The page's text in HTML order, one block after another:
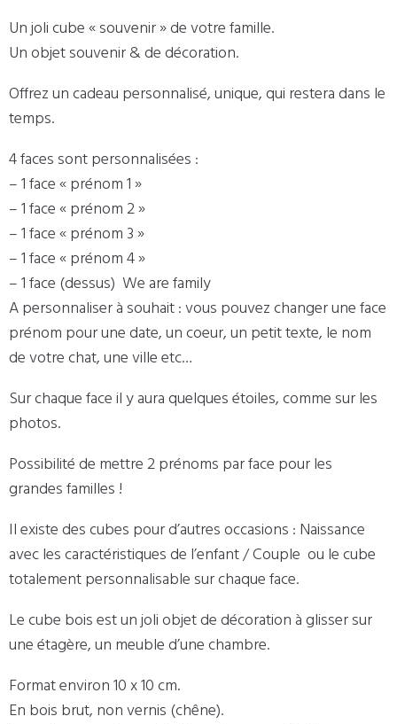
Un joli cube « souvenir » de votre famille.
Un objet souvenir & de décoration.
Offrez un cadeau personnalisé, unique, qui restera dans le
temps.
4 faces sont personnalisées :
– 1 face « prénom 1 »
– 1 face « prénom 2 »
– 1 face « prénom 3 »
– 1 face « prénom 4 »
– 1 face (dessus) We are family
A personnaliser à souhait : vous pouvez changer une face
prénom pour une date, un coeur, un petit texte, le nom
de votre chat, une ville etc…
Sur chaque face il y aura quelques étoiles, comme sur les
photos.
Possibilité de mettre 2 prénoms par face pour les
grandes familles !
Il existe des cubes pour d’autres occasions : Naissance
avec les caractéristiques de l’enfant / Couple ou le cube
totalement personnalisable sur chaque face.
Le cube bois est un joli objet de décoration à glisser sur
une étagère, un meuble d’une chambre.
Format environ 10 x 10 cm.
En bois brut, non vernis (chêne).